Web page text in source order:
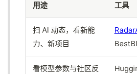
用途 工具
扫 AI 动态，看新能
力、新项目
看模型参数与社区反